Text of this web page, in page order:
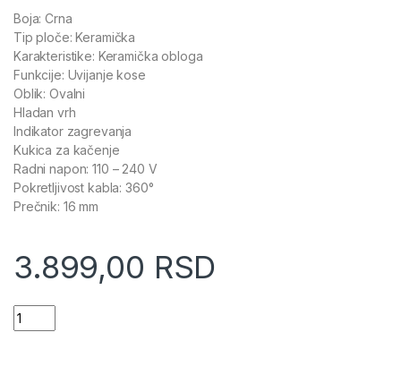
Boja: Crna
Tip ploče: Keramička
Karakteristike: Keramička obloga
Funkcije: Uvijanje kose
Oblik: Ovalni
Hladan vrh
Indikator zagrevanja
Kukica za kačenje
Radni napon: 110 – 240 V
Pokretljivost kabla: 360°
Prečnik: 16 mm
3.899,00 RSD
Rowenta Stajler za kosu (CF 2133) quantity